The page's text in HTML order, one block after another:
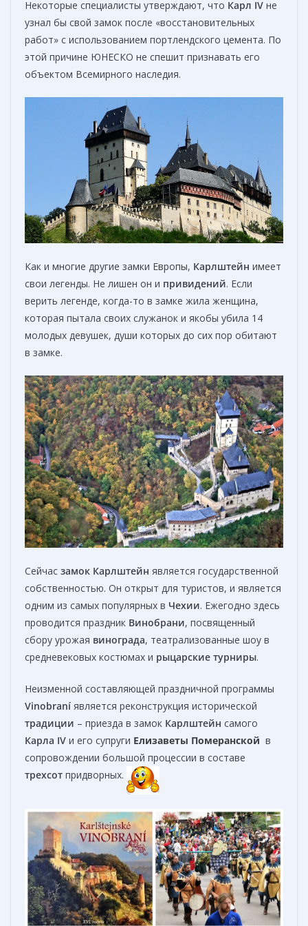
Некоторые специалисты утверждают, что Карл IV не
узнал бы свой замок после «восстановительных
работ» с использованием портлендского цемента. По
этой причине ЮНЕСКО не спешит признавать его
объектом Всемирного наследия.
Как и многие другие замки Европы, Карлштейн имеет
свои легенды. Не лишен он и привидений. Если
верить легенде, когда-то в замке жила женщина,
которая пытaла своих служанок и якобы убила 14
молодых девушек, души которых до сих пор обитают
в замке.
Сейчас замок Карлштейн является государственной
собственностью. Он открыт для туристов, и является
одним из самых популярных в Чехии. Ежегодно здесь
проводится праздник Винобрани, посвященный
сбору урожая винограда, театрализованные шоу в
средневековых костюмах и рыцарские турниры.
Неизменной составляющей праздничной программы
Vinobraní является реконструкция исторической
традиции – приезда в замок Карлштейн самого
Карла IV и его супруги Елизаветы Померанской в
сопровождении большой процессии в составе
трехсот придворных.